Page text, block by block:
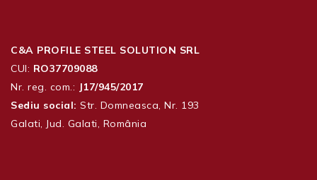
C&A PROFILE STEEL SOLUTION SRL
CUI: RO37709088
Nr. reg. com.: J17/945/2017
Sediu social: Str. Domneasca, Nr. 193
Galati, Jud. Galati, România